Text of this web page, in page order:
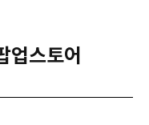
업스토어